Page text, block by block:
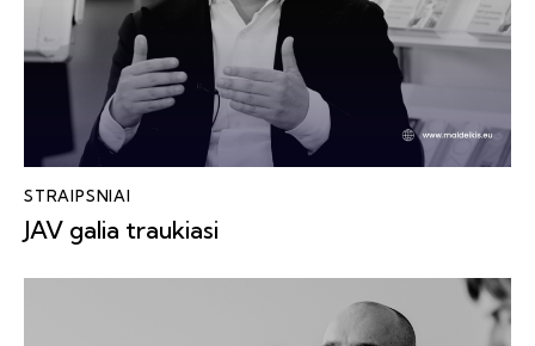
STRAIPSNIAI
JAV galia traukiasi